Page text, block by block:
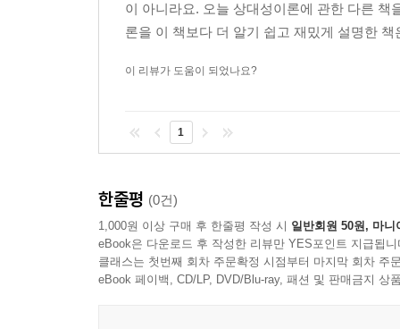
이 같은 사실들은 시공간을 나타내는 다이어그
물리적 효과다. 이처럼 특별한 상황의 계산은 두
여행자가 가장 젊을 것이라는 역설적인 일반 성질
호기심도 함께 챙기면 좋다. 그리고 다이어그램
가 만약 우주여행을 한다면 지구에 있을 때처럼 아
이 아니라요. 오늘 상대성이론에 관한 다른
론을 이 책보다 더 알기 쉽고 재밌게 설명한
이 리뷰가 도움이 되었나요?
1
한줄평 (0건)
1,000원 이상 구매 후 한줄평 작성 시 일반회원 50원, 마니
eBook은 다운로드 후 작성한 리뷰만 YES포인트 지급됩니
클래스는 첫번째 회차 주문확정 시점부터 마지막 회차 주
eBook 페이백, CD/LP, DVD/Blu-ray, 패션 및 판매금지 상